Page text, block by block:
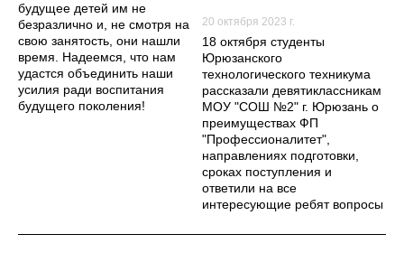
будущее детей им не
безразлично и, не смотря на
свою занятость, они нашли
время. Надеемся, что нам
удастся объединить наши
усилия ради воспитания
будущего поколения!
20 октября 2023 г.
18 октября студенты
Юрюзанского
технологического техникума
рассказали девятиклассникам
МОУ "СОШ №2" г. Юрюзань о
преимуществах ФП
"Профессионалитет",
направлениях подготовки,
сроках поступления и
ответили на все
интересующие ребят вопросы